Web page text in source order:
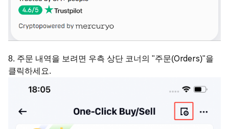
8. 주문 내역을 보려면 우측 상단 코너의 "주문(Orders)"을
클릭하세요.